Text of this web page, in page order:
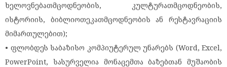
ხელოვნებათმცოდნეობის, კულტურათმცოდნეობის,
ისტორიის, ბიბლიოთეკათმცოდნეობის ან რესტავრაციის
მიმართულებით);
• ფლობდეს საბაზისო კომპიუტერულ უნარებს (Word, Excel,
PowerPoint, სასურველია მონაცემთა ბაზებთან მუშაობის